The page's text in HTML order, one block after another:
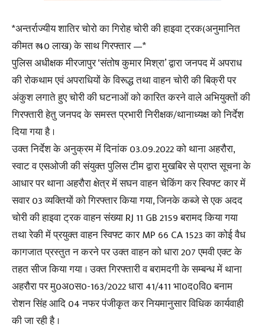
*अन्तर्राज्यीय शातिर चोरो का गिरोह चोरी की हाइवा ट्रक(अनुमानित
कीमत ₹ 40 लाख) के साथ गिरफ्तार —*
पुलिस अधीक्षक मीरजापुर ‘संतोष कुमार मिश्रा’ द्वारा जनपद में अपराध
की रोकथाम एवं अपराधियों के विरूद्ध तथा वाहन चोरी की बिक्री पर
अंकुश लगाते हुए चोरी की घटनाओं को कारित करने वाले अभियुक्तों की
गिरफ्तारी हेतु जनपद के समस्त प्रभारी निरीक्षक/थानाध्यक्ष को निर्देश
दिया गया है ।
उक्त निर्देश के अनुक्रम में दिनांक 03.09.2022 को थाना अहरौरा,
स्वाट व एसओजी की संयुक्त पुलिस टीम द्वारा मुखबिर से प्राप्त सूचना के
आधार पर थाना अहरौरा क्षेत्र में सघन वाहन चेकिंग कर स्विफ्ट कार में
सवार 03 व्यक्तियों को गिरफ्तार किया गया, जिनके कब्जे से एक अदद
चोरी की हाइवा ट्रक वाहन संख्या RJ 11 GB 2159 बरामद किया गया
तथा रेकी में प्रयुक्त वाहन स्विफ्ट कार MP 66 CA 1523 का कोई वैध
कागजात प्रस्तुत न करने पर उक्त वाहन को धारा 207 एमवी एक्ट के
तहत सीज किया गया । उक्त गिरफ्तारी व बरामदगी के सम्बन्ध में थाना
अहरौरा पर मु0अ0स0-163/2022 धारा 41/411 भा0द0वि0 बनाम
रोशन सिंह आदि 04 नफर पंजीकृत कर नियमानुसार विधिक कार्यवाही
की जा रही है ।